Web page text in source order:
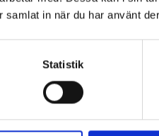
in när du har använt
Statistik